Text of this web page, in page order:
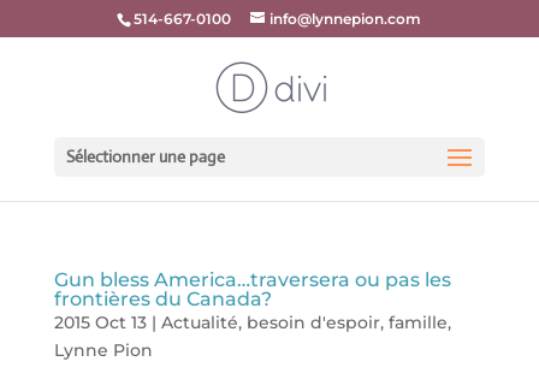
514-667-0100 info@lynnepion.com
Sélectionner une page
Gun bless America…traversera ou pas les
frontières du Canada?
2015 Oct 13| Actualité, besoin d'espoir, famille,
Lynne Pion